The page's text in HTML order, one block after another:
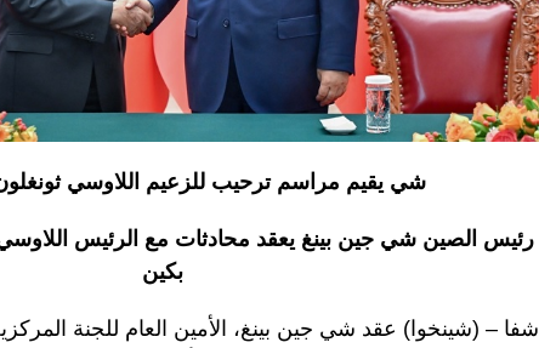
شي يقيم مراسم ترحيب للزعيم اللاوسي
رئيس الصين شي جين بينغ يعقد محادثات مع الرئيس
بكين
شفا – (شينخوا) عقد شي جين بينغ، الأمين العام للجنة